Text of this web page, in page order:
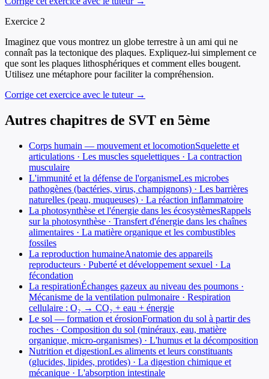
Exercice 2
Imaginez que vous montrez un globe terrestre à un ami qui ne
connaît pas la tectonique des plaques. Expliquez-lui simplement ce
que sont les plaques lithosphériques et comment elles bougent.
Utilisez une métaphore pour faciliter la compréhension.
Corrige cet exercice avec le tuteur →
Autres chapitres de SVT en 5ème
Corps humain — mouvement et locomotionSquelette et
articulations · Les muscles squelettiques · La contraction
musculaire
L'immunité et la défense de l'organismeLes microbes
pathogènes (bactéries, virus, champignons) · Les barrières
naturelles (peau, muqueuses) · La réaction inflammatoire
La photosynthèse et l'énergie dans les écosystèmesRappels
sur la photosynthèse · Transfert d'énergie dans les chaînes
alimentaires · La matière organique et les combustibles
fossiles
La reproduction humaineAnatomie des appareils
reproducteurs · Puberté et développement sexuel · La
fécondation
La respirationÉchanges gazeux au niveau des poumons ·
Mécanisme de la ventilation pulmonaire · Respiration
cellulaire : O₂ → CO₂ + eau + énergie
Le sol — formation et érosionFormation du sol à partir des
roches · Composition du sol (minéraux, eau, matière
organique, micro-organismes) · L'humus et la décomposition
Nutrition et digestionLes aliments et leurs constituants
(glucides, lipides, protides) · La digestion chimique et
mécanique · L'absorption intestinale